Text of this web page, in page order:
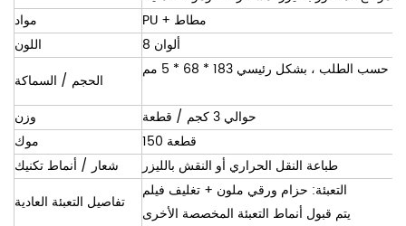
مواد
PU + مطاط
اللون
8 ألوان
الحجم / السماكة
حسب الطلب ، بشكل رئيسي 183 * 68 * 5 مم
وزن
حوالي 3 كجم / قطعة
موك
150 قطعة
شعار / أنماط تكنيك
طباعة النقل الحراري أو النقش بالليزر
تفاصيل التعبئة العادية
التعبئة: حزام ورقي ملون + تغليف فيلم
يتم قبول أنماط التعبئة المخصصة الأخرى